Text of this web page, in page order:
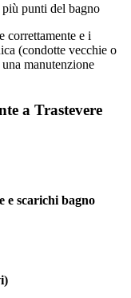
punti del bagno
correttamente e i
(condotte vecchie o
manutenzione
a Trastevere
e scarichi bagno